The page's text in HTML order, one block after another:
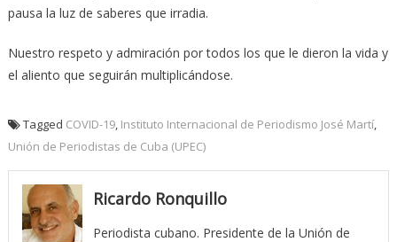
pausa la luz de saberes que irradia.
Nuestro respeto y admiración por todos los que le dieron la vida y
el aliento que seguirán multiplicándose.
Tagged COVID-19, Instituto Internacional de Periodismo José Martí,
Unión de Periodistas de Cuba (UPEC)
Ricardo Ronquillo
Periodista cubano. Presidente de la Unión de